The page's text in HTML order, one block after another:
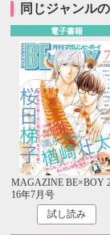
同じジャンル
電子書籍
MAGAZINE BE×BOY
16年7月号
試し読み